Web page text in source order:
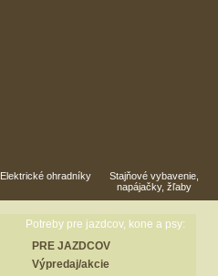
Elektrické ohradníky
Stajňové vybavenie,
napájačky, žľaby
Potreby pre jazdcov, kone a psy:
PRE JAZDCOV
Výpredaj/akcie